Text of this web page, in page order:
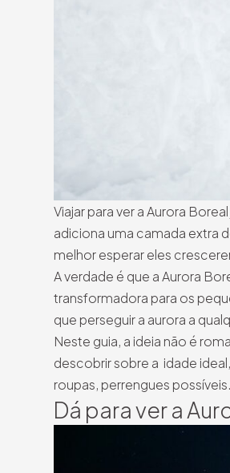
Viajar para ver a Aurora
adiciona uma camada extra
melhor esperar eles
A verdade é que a Aurora
transformadora para os
que perseguir a aurora a
Neste guia, a ideia não é
descobrir sobre a idade ideal,
roupas, perrengues
Dá para ver a